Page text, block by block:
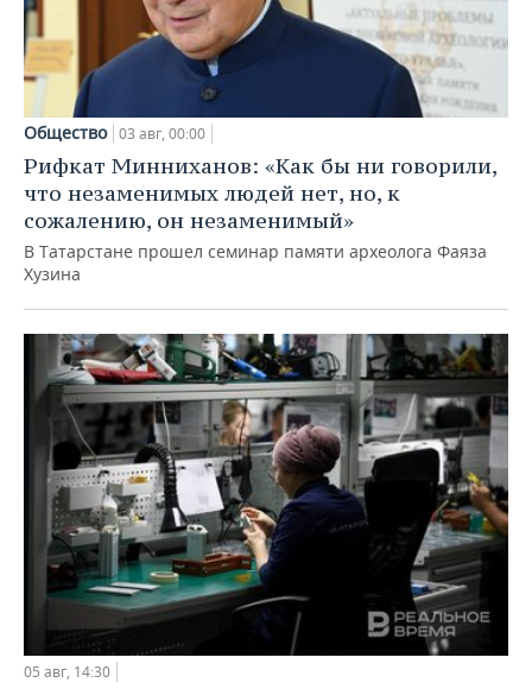
Общество 03 авг, 00:00
Рифкат Минниханов: «Как бы ни говорили,
что незаменимых людей нет, но, к
сожалению, он незаменимый»
В Татарстане прошел семинар памяти археолога Фаяза
Хузина
05 авг, 14:30